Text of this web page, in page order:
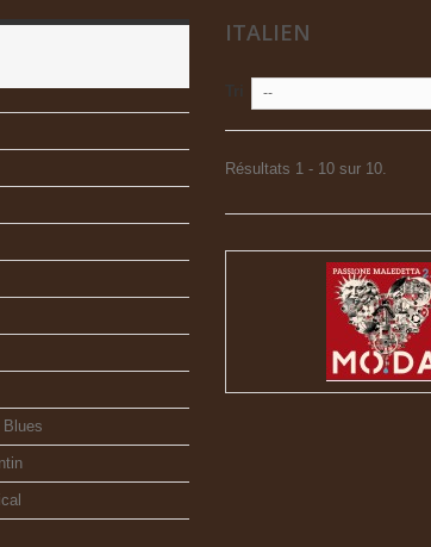
ITALIEN
--
Résultats 1 - 10 sur 10.